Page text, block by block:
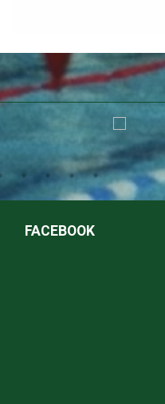
FACEBOOK